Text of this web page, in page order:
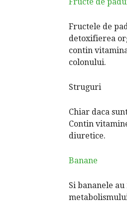
Fructele de
detoxifierea
contin
colonului.
Struguri
Chiar daca
Contin
diuretice.
Banane
Si bananele